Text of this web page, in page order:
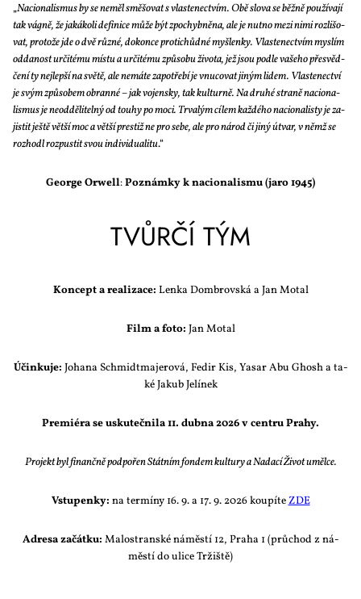
„Na­ci­o­na­lis­mus by se ne­měl smě­šo­vat s vlas­te­nec­tvím. Obě slo­va se běž­ně po­u­ží­va­jí
tak vág­ně, že ja­ká­ko­li de­fi­ni­ce mů­že být zpo­chyb­ně­na, ale je nut­no me­zi ni­mi roz­li­šo­
vat, pro­to­že jde o dvě růz­né, do­kon­ce pro­ti­chůd­né myš­len­ky. Vlas­te­nec­tvím mys­lím
od­da­nost ur­či­té­mu mís­tu a ur­či­té­mu způ­so­bu ži­vo­ta, jež jsou pod­le va­še­ho pře­svěd­
če­ní ty nej­lep­ší na svě­tě, ale ne­má­te za­po­tře­bí je vnu­co­vat ji­ným li­dem. Vlas­te­nec­tví
je svým způ­so­bem obran­né – jak vo­jen­sky, tak kul­tur­ně. Na dru­hé stra­ně na­ci­o­na­
lis­mus je ne­od­dě­li­tel­ný od tou­hy po mo­ci. Tr­va­lým cí­lem kaž­dé­ho na­ci­o­na­lis­ty je za­
jis­tit ješ­tě vět­ší moc a vět­ší pres­tiž ne pro se­be, ale pro ná­rod či ji­ný útvar, v němž se
roz­ho­dl roz­pus­tit svou in­di­vi­du­a­li­tu.“
Ge­or­ge Orwell:Po­znám­ky k na­ci­o­na­lis­mu (ja­ro 1945)
TVŮR­ČÍ TÝM
Kon­cept a re­a­li­za­ce: Len­ka Dom­brov­ská a Jan Mo­tal
Film a fo­to: Jan Mo­tal
Účin­ku­je: Jo­ha­na Schmi­dtma­je­ro­vá, Fe­dir Kis, Ya­sar Abu Ghosh a ta­
ké Ja­kub Je­lí­nek
Pre­mi­é­ra se usku­teč­ni­la 11. dub­na 2026 v cen­t­ru Pra­hy.
Pro­jekt byl fi­nanč­ně pod­po­řen Stát­ním fon­dem kul­tu­ry a Na­da­cí Ži­vot uměl­ce.
Vstu­pen­ky: na ter­mí­ny 16. 9. a 17. 9. 2026 kou­pí­teZDE
Ad­re­sa za­čát­ku: Ma­lostran­ské ná­měs­tí 12, Pra­ha 1 (prů­chod z ná­
měs­tí do uli­ce Tr­žiš­tě)